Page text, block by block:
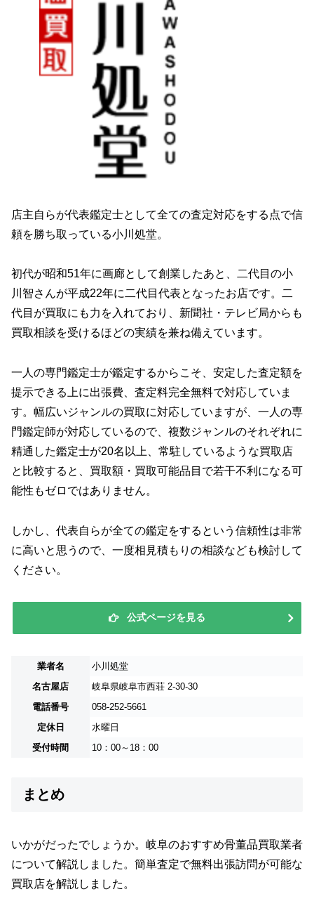
店主自らが代表鑑定士として全ての査定対応をする点で信
頼を勝ち取っている小川処堂。
初代が昭和51年に画廊として創業したあと、二代目の小
川智さんが平成22年に二代目代表となったお店です。二
代目が買取にも力を入れており、新聞社・テレビ局からも
買取相談を受けるほどの実績を兼ね備えています。
一人の専門鑑定士が鑑定するからこそ、安定した査定額を
提示できる上に出張費、査定料完全無料で対応していま
す。幅広いジャンルの買取に対応していますが、一人の専
門鑑定師が対応しているので、複数ジャンルのそれぞれに
精通した鑑定士が20名以上、常駐しているような買取店
と比較すると、買取額・買取可能品目で若干不利になる可
能性もゼロではありません。
しかし、代表自らが全ての鑑定をするという信頼性は非常
に高いと思うので、一度相見積もりの相談なども検討して
ください。
公式ページを見る
業者名
小川処堂
名古屋店
岐阜県岐阜市西荘 2-30-30
電話番号
058-252-5661
定休日
水曜日
受付時間
10：00～18：00
まとめ
いかがだったでしょうか。岐阜のおすすめ骨董品買取業者
について解説しました。簡単査定で無料出張訪問が可能な
買取店を解説しました。